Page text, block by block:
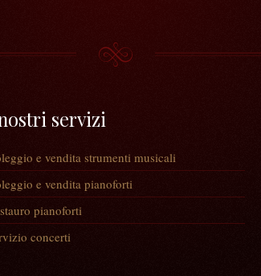
servizi
e vendita strumenti musicali
e vendita pianoforti
pianoforti
concerti